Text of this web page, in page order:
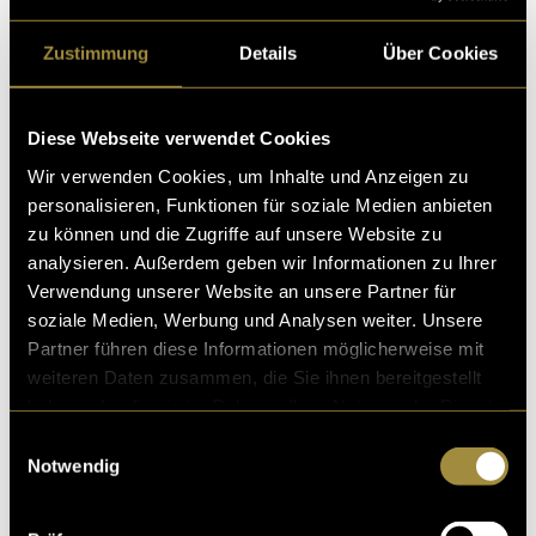
Zustimmung Details Über Cookies
Diese Webseite verwendet Cookies
Wir verwenden Cookies, um Inhalte und Anzeigen zu
personalisieren, Funktionen für soziale Medien anbieten
zu können und die Zugriffe auf unsere Website zu
analysieren. Außerdem geben wir Informationen zu Ihrer
Verwendung unserer Website an unsere Partner für
soziale Medien, Werbung und Analysen weiter. Unsere
Partner führen diese Informationen möglicherweise mit
weiteren Daten zusammen, die Sie ihnen bereitgestellt
Notwendig
Schützengarten Bierwanderung betreute, fragte mich,